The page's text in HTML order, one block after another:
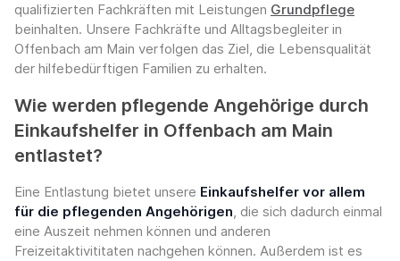
qualifizierten Fachkräften mit Leistungen Grundpflege
beinhalten. Unsere Fachkräfte und Alltagsbegleiter in
Offenbach am Main verfolgen das Ziel, die Lebensqualität
der hilfebedürftigen Familien zu erhalten.
Wie werden pflegende Angehörige durch
Einkaufshelfer in Offenbach am Main
entlastet?
Eine Entlastung bietet unsere Einkaufshelfer vor allem
für die pflegenden Angehörigen, die sich dadurch einmal
eine Auszeit nehmen können und anderen
Freizeitaktivititaten nachgehen können. Außerdem ist es